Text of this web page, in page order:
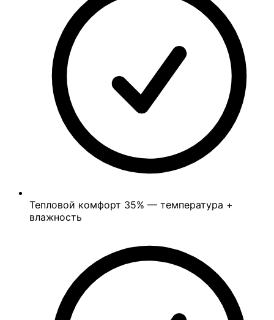
Тепловой комфорт 35% — температура +
влажность